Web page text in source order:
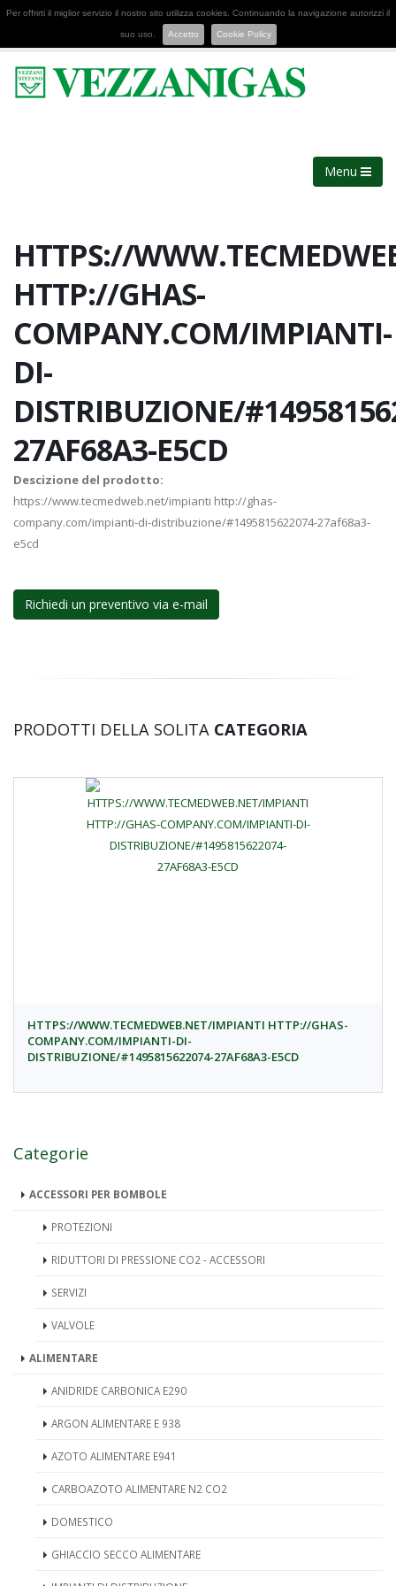
Per offrirti il miglior servizio il nostro sito utilizza cookies. Continuando la navigazione autorizzi il
suo uso. Accetto Cookie Policy
Menu
HTTPS://
HTTP://GHAS-
COMPANY.COM/IMPIANTI-
DI-
DISTRIBUZIONE/
27AF68A3-E5CD
Descizione del prodotto:
https://www.tecmedweb.net/impianti http://ghas-
company.com/impianti-di-distribuzione/#1495815622074-27af68a3-
e5cd
Richiedi un preventivo via e-mail
PRODOTTI DELLA SOLITA CATEGORIA
HTTPS://WWW.TECMEDWEB.NET/IMPIANTI HTTP://GHAS-
COMPANY.COM/IMPIANTI-DI-
DISTRIBUZIONE/#1495815622074-27AF68A3-E5CD
Categorie
ACCESSORI PER BOMBOLE
PROTEZIONI
RIDUTTORI DI PRESSIONE CO2 - ACCESSORI
SERVIZI
VALVOLE
ALIMENTARE
ANIDRIDE CARBONICA E290
ARGON ALIMENTARE E 938
AZOTO ALIMENTARE E941
CARBOAZOTO ALIMENTARE N2 CO2
DOMESTICO
GHIACCIO SECCO ALIMENTARE